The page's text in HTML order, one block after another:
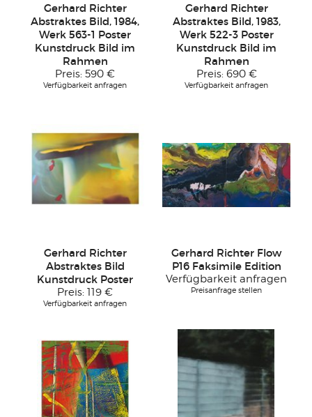
Gerhard Richter
Abstraktes Bild, 1984,
Werk 563-1 Poster
Kunstdruck Bild im
Rahmen
Preis: 590 €
Verfügbarkeit anfragen
Gerhard Richter
Abstraktes Bild, 1983,
Werk 522-3 Poster
Kunstdruck Bild im
Rahmen
Preis: 690 €
Verfügbarkeit anfragen
Gerhard Richter
Abstraktes Bild
Kunstdruck Poster
Preis: 119 €
Verfügbarkeit anfragen
Gerhard Richter Flow
P16 Faksimile Edition
Verfügbarkeit anfragen
Preisanfrage stellen